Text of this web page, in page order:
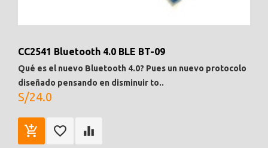
CC2541 Bluetooth 4.0 BLE BT-09
Qué es el nuevo Bluetooth 4.0? Pues un nuevo protocolo
diseñado pensando en disminuir to..
S/24.0